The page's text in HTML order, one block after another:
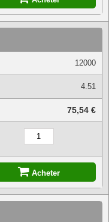
12000
4.51
75,54 €
Acheter